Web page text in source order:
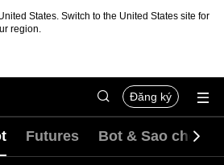
States. Switch to the United States site for
region.
Đăng ký
Futures Bot & Sao chép